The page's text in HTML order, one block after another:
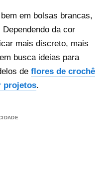
em bolsas brancas,
da cor
mais discreto, mais
busca ideias para
de flores de crochê
projetos.